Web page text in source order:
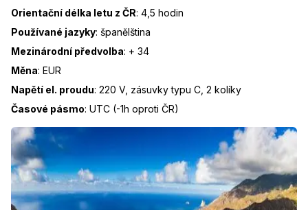
Orientační délka letu z ČR: 4,5 hodin
Používané jazyky: španělština
Mezinárodní předvolba: + 34
Měna: EUR
Napětí el. proudu: 220 V, zásuvky typu C, 2 kolíky
Časové pásmo: UTC (-1h oproti ČR)